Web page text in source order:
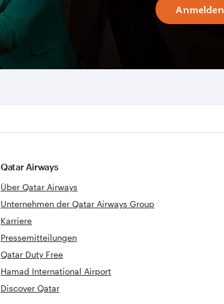
Anmelden
Qatar Airways
Über Qatar Airways
Unternehmen der Qatar Airways Group
Karriere
Pressemitteilungen
Qatar Duty Free
Hamad International Airport
Discover Qatar